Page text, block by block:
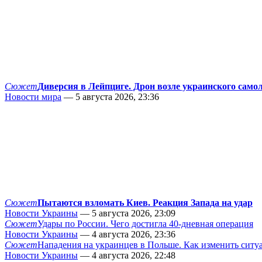
СюжетДиверсия в Лейпциге. Дрон возле украинского
Новости мира — 5 августа 2026, 23:36
СюжетПытаются взломать Киев. Реакция Запада на удар
Новости Украины — 5 августа 2026, 23:09
СюжетУдары по России. Чего достигла 40-дневная операция
Новости Украины — 4 августа 2026, 23:36
СюжетНападения на украинцев в Польше. Как изменить
Новости Украины — 4 августа 2026, 22:48